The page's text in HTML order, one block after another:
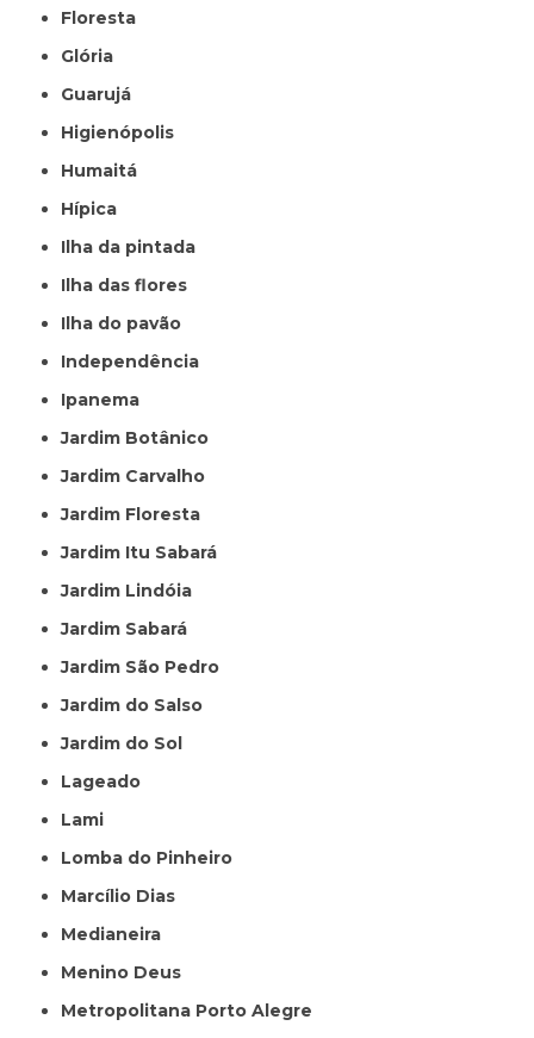
Floresta
Glória
Guarujá
Higienópolis
Humaitá
Hípica
Ilha da pintada
Ilha das flores
Ilha do pavão
Independência
Ipanema
Jardim Botânico
Jardim Carvalho
Jardim Floresta
Jardim Itu Sabará
Jardim Lindóia
Jardim Sabará
Jardim São Pedro
Jardim do Salso
Jardim do Sol
Lageado
Lami
Lomba do Pinheiro
Marcílio Dias
Medianeira
Menino Deus
Metropolitana Porto Alegre